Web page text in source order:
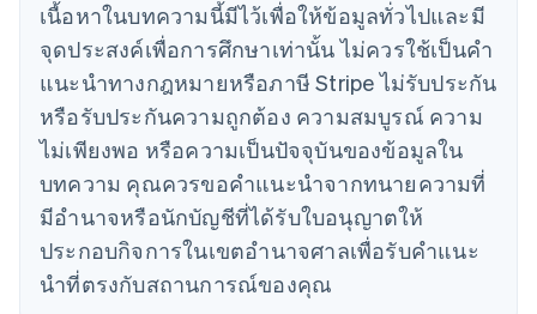
เนื้อหาในบทความนี้มีไว้เพื่อให้ข้อมูลทั่วไปและมี
จุดประสงค์เพื่อการศึกษาเท่านั้น ไม่ควรใช้เป็นคํา
แนะนําทางกฎหมายหรือภาษี Stripe ไม่รับประกัน
หรือรับประกันความถูกต้อง ความสมบูรณ์ ความ
ไม่เพียงพอ หรือความเป็นปัจจุบันของข้อมูลใน
บทความ คุณควรขอคําแนะนําจากทนายความที่
มีอํานาจหรือนักบัญชีที่ได้รับใบอนุญาตให้
ประกอบกิจการในเขตอํานาจศาลเพื่อรับคําแนะ
นําที่ตรงกับสถานการณ์ของคุณ
简体中文English
ไซปรัส
English
ญี่ปุ่น
日本語 English
เดนมาร์ก
English
ไทย
English
นอร์เวย์
English
นิวซีแลนด์